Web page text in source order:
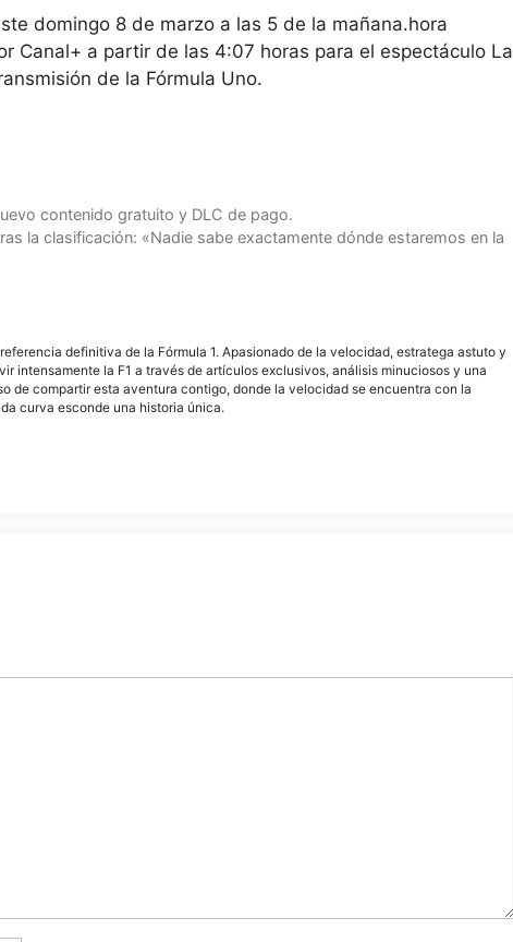
domingo 8 de marzo a las 5 de la mañana.hora
Canal+ a partir de las 4:07 horas para el espectáculo La
de la Fórmula Uno.
contenido gratuito y DLC de pago.
la clasificación: «Nadie sabe exactamente dónde estaremos en la
definitiva de la Fórmula 1. Apasionado de la velocidad, estratega astuto y
intensamente la F1 a través de artículos exclusivos, análisis minuciosos y una
de compartir esta aventura contigo, donde la velocidad se encuentra con la
curva esconde una historia única.